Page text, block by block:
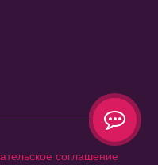
соглашение